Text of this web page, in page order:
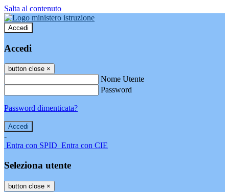
Salta al contenuto
Accedi
Accedi
button close ×
Nome Utente
Password
Password dimenticata?
-
Entra con SPID Entra con CIE
Seleziona utente
button close ×